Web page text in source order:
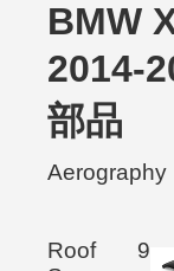
BMW
2014-
部品
Aerography
Roof
9